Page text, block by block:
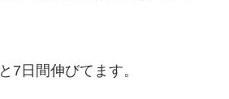
と7日間伸びてます。